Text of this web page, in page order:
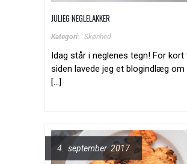
JULIEG NEGLELAKKER
Kategori: Skønhed
Idag står i neglenes tegn! For kort
siden lavede jeg et blogindlæg om
[...]
4. september 2017